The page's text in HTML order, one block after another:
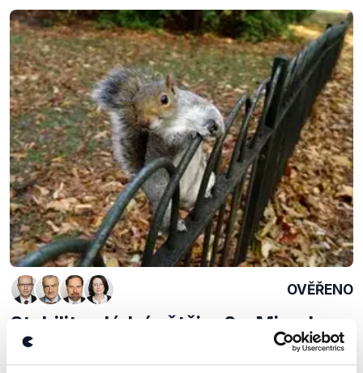
OVĚŘENO
Stabilita vládní většiny? - Miroslava
Němcová, Karel Schwarzenberg vs.